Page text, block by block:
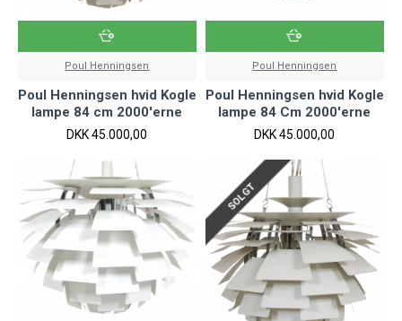
Poul Henningsen
Poul Henningsen hvid Kogle
lampe 84 cm 2000'erne
DKK 45.000,00
Poul Henningsen
Poul Henningsen hvid Kogle
lampe 84 Cm 2000'erne
DKK 45.000,00
SOLGT